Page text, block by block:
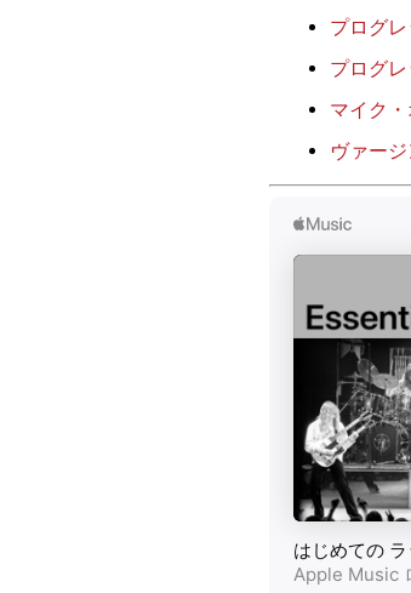
プログ
プログ
マイク
ヴァー